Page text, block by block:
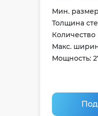
Мин.
Толщина
Количество
Макс.
Мощность: